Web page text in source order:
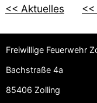
<< Aktuelles
Freiwillige Feuerwehr
Bachstraße 4a
85406 Zolling